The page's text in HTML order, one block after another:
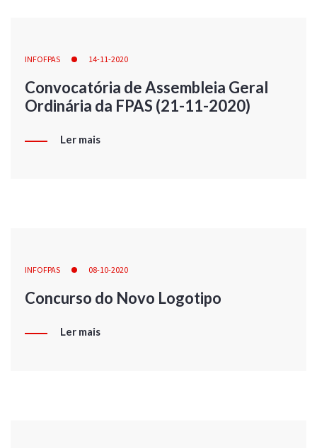
INFOFPAS 14-11-2020
Convocatória de Assembleia Geral
Ordinária da FPAS (21-11-2020)
Ler mais
INFOFPAS 08-10-2020
Concurso do Novo Logotipo
Ler mais